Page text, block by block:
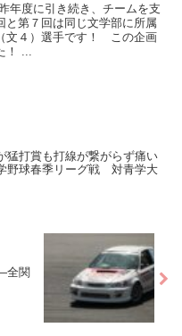
度に引き続き、チームを支
と第７回は同じ文学部に所属
文４）選手です！ この企画
...
猛打賞も打線が繋がらず痛い
野球春季リーグ戦 対青学大
全関